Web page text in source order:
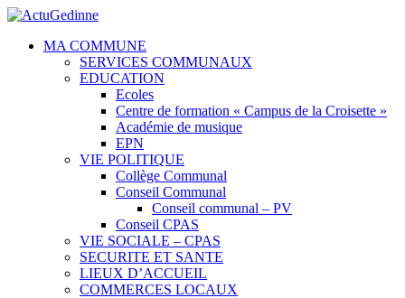
MA COMMUNE
SERVICES COMMUNAUX
EDUCATION
Ecoles
Centre de formation « Campus de la Croisette »
Académie de musique
EPN
VIE POLITIQUE
Collège Communal
Conseil Communal
Conseil communal – PV
Conseil CPAS
VIE SOCIALE – CPAS
SECURITE ET SANTE
LIEUX D’ACCUEIL
COMMERCES LOCAUX